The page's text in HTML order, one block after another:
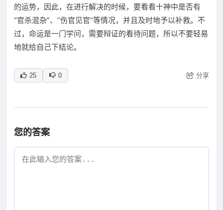
的运势，因此，在进行解决的时候，要看看十神中是否有
“官杀混杂”、“伤官见官”等情况，并且及时地予以补救。不
过，命运是一门学问，需要辩证的看待问题，所以不要轻易
地就给自己下结论。
25 0 分享
您的答案